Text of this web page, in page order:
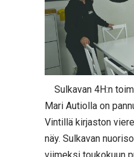
Sulkavan 4H:n
Mari Autiolla on
Vintillä kirjaston
näy. Sulkavan
viimeksi toukokuun